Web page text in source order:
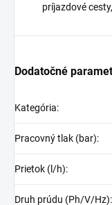
príjazdové
Dodatočné
Kategória:
Pracovný tlak (bar):
Prietok (l/h):
Druh prúdu (Ph/V/Hz):